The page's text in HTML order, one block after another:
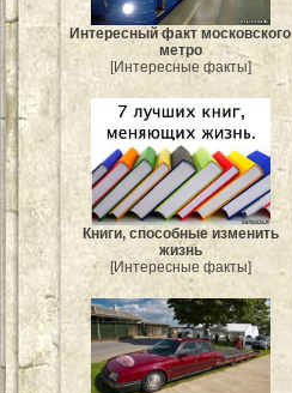
Интересный факт московского
метро
[Интересные факты]
Книги, способные изменить
жизнь
[Интересные факты]